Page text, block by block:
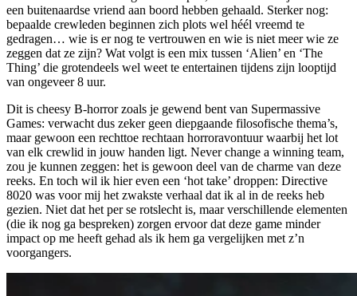
een buitenaardse vriend aan boord hebben gehaald. Sterker nog:
bepaalde crewleden beginnen zich plots wel héél vreemd te
gedragen… wie is er nog te vertrouwen en wie is niet meer wie ze
zeggen dat ze zijn? Wat volgt is een mix tussen ‘Alien’ en ‘The
Thing’ die grotendeels wel weet te entertainen tijdens zijn looptijd
van ongeveer 8 uur.
Dit is cheesy B-horror zoals je gewend bent van Supermassive
Games: verwacht dus zeker geen diepgaande filosofische thema’s,
maar gewoon een rechttoe rechtaan horroravontuur waarbij het lot
van elk crewlid in jouw handen ligt. Never change a winning team,
zou je kunnen zeggen: het is gewoon deel van de charme van deze
reeks. En toch wil ik hier even een ‘hot take’ droppen: Directive
8020 was voor mij het zwakste verhaal dat ik al in de reeks heb
gezien. Niet dat het per se rotslecht is, maar verschillende elementen
(die ik nog ga bespreken) zorgen ervoor dat deze game minder
impact op me heeft gehad als ik hem ga vergelijken met z’n
voorgangers.